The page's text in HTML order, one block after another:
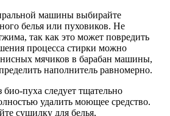
машины выбирайте
белья или пуховиков. Не
так как это может повредить
процесса стирки можно
мячиков в барабан машины,
наполнитель равномерно.
пуха следует тщательно
удалить моющее средство.
сушилку для белья,